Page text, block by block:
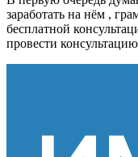
заработать на нём ,
бесплатной
провести